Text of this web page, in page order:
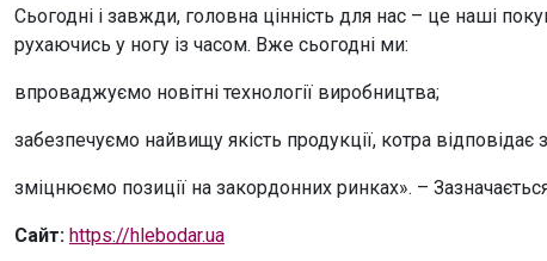
Сьогодні і завжди, головна цінність для нас – це наші
рухаючись у ногу із часом. Вже сьогодні ми:
впроваджуємо новітні технології виробництва;
забезпечуємо найвищу якість продукції, котра
зміцнюємо позиції на закордонних ринках». – Зазначається
Сайт: https://hlebodar.ua